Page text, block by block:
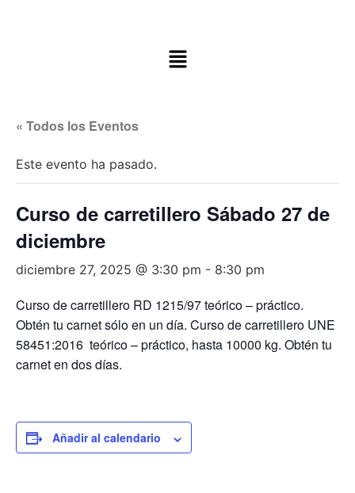
« Todos los Eventos
Este evento ha pasado.
Curso de carretillero Sábado 27 de
diciembre
diciembre 27, 2025 @ 3:30 pm - 8:30 pm
Curso de carretillero RD 1215/97 teórico – práctico.
Obtén tu carnet sólo en un día. Curso de carretillero UNE
58451:2016 teórico – práctico, hasta 10000 kg. Obtén tu
carnet en dos días.
Añadir al calendario